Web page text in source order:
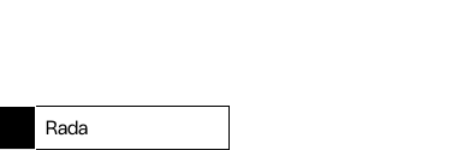
Rada